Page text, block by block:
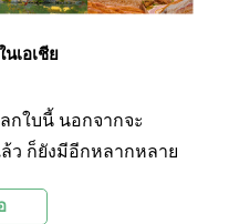
เอเชีย
กใบนี้ นอกจากจะ
ว ก็ยังมีอีกหลากหลาย
วันนี้เราเลยจะพาไป